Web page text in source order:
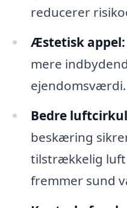
reducerer
Æstetisk appel:
mere
ejendomsværdi.
Bedre
beskæring
tilstrækkelig luft
fremmer sund